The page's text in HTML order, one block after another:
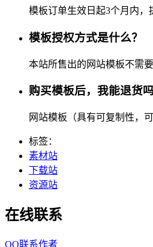
模板订单生效日起3个月内，
模板授权方式是什么？
本站所售出的网站模板不需
购买模板后，我能退货
网站模板（具有可复制性，
标签：
素材站
下载站
资源站
在线联系
QQ联系作者